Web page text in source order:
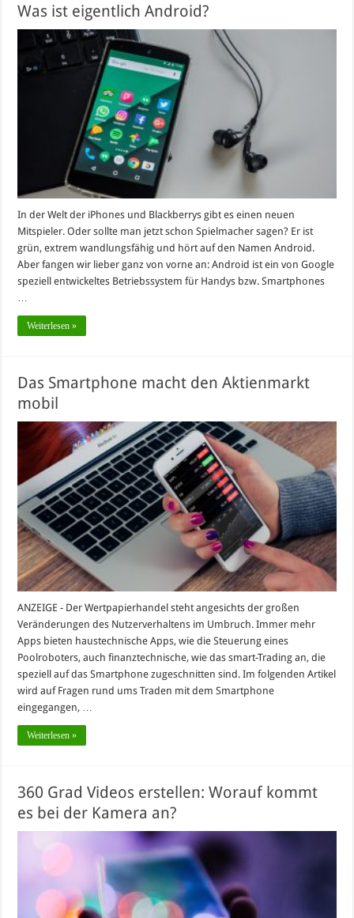
Was ist eigentlich Android?
In der Welt der iPhones und Blackberrys gibt es einen neuen
Mitspieler. Oder sollte man jetzt schon Spielmacher sagen? Er ist
grün, extrem wandlungsfähig und hört auf den Namen Android.
Aber fangen wir lieber ganz von vorne an: Android ist ein von Google
speziell entwickeltes Betriebssystem für Handys bzw. Smartphones
…
Weiterlesen »
Das Smartphone macht den Aktienmarkt
mobil
ANZEIGE - Der Wertpapierhandel steht angesichts der großen
Veränderungen des Nutzerverhaltens im Umbruch. Immer mehr
Apps bieten haustechnische Apps, wie die Steuerung eines
Poolroboters, auch finanztechnische, wie das smart-Trading an, die
speziell auf das Smartphone zugeschnitten sind. Im folgenden Artikel
wird auf Fragen rund ums Traden mit dem Smartphone
eingegangen, …
Weiterlesen »
360 Grad Videos erstellen: Worauf kommt
es bei der Kamera an?